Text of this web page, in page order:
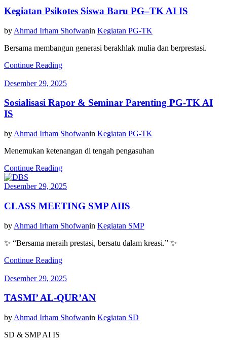
Kegiatan Psikotes Siswa Baru PG–TK AI IS
by Ahmad Irham Shofwanin Kegiatan PG-TK
Bersama membangun generasi berakhlak mulia dan berprestasi.
Continue Reading
Desember 29, 2025
Sosialisasi Rapor & Seminar Parenting PG-TK AI
IS
by Ahmad Irham Shofwanin Kegiatan PG-TK
Menemukan ketenangan di tengah pengasuhan
Continue Reading
Desember 29, 2025
CLASS MEETING SMP AIIS
by Ahmad Irham Shofwanin Kegiatan SMP
✨ “Bersama meraih prestasi, bersatu dalam kreasi.” ✨
Continue Reading
Desember 29, 2025
TASMI’ AL-QUR’AN
by Ahmad Irham Shofwanin Kegiatan SD
SD & SMP AI IS